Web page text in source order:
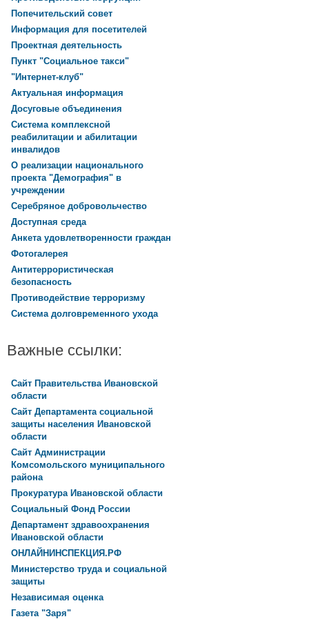
Попечительский совет
Информация для посетителей
Проектная деятельность
Пункт "Социальное такси"
"Интернет-клуб"
Актуальная информация
Досуговые объединения
Система комплексной
реабилитации и абилитации
инвалидов
О реализации национального
проекта "Демография" в
учреждении
Серебряное добровольчество
Доступная среда
Анкета удовлетворенности граждан
Фотогалерея
Антитеррористическая
безопасность
Противодействие терроризму
Система долговременного ухода
Важные ссылки:
Сайт Правительства Ивановской
области
Сайт Департамента социальной
защиты населения Ивановской
области
Сайт Администрации
Комсомольского муниципального
района
Прокуратура Ивановской области
Социальный Фонд России
Департамент здравоохранения
Ивановской области
ОНЛАЙНИНСПЕКЦИЯ.РФ
Министерство труда и социальной
защиты
Независимая оценка
Газета "Заря"